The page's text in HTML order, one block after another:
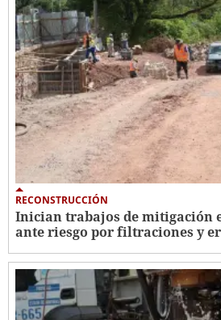
RECONSTRUCCIÓN
Inician trabajos de mitigación
ante riesgo por filtraciones y